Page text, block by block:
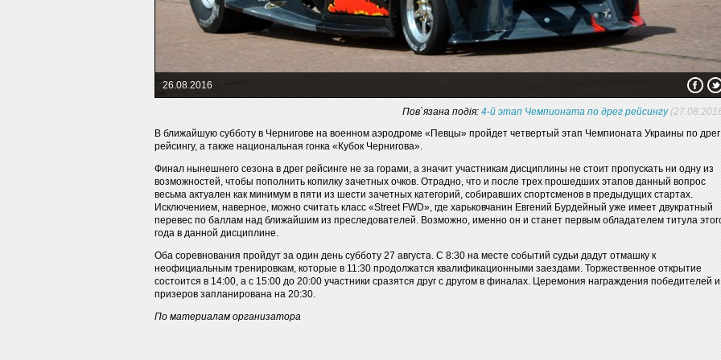
26.08.2016
Пов`язана подія: 4-й этап Чемпионата по дрег рейсингу
В ближайшую субботу в Чернигове на военном аэродроме «Певцы» пройдет четвертый этап Чемпионата Украины по дрег
рейсингу, а также национальная гонка «Кубок Чернигова».
Финал нынешнего сезона в дрег рейсинге не за горами, а значит участникам дисциплины не стоит пропускать ни одну из
возможностей, чтобы пополнить копилку зачетных очков. Отрадно, что и после трех прошедших этапов данный вопрос
весьма актуален как минимум в пяти из шести зачетных категорий, собиравших спортсменов в предыдущих стартах.
Исключением, наверное, можно считать класс «Street FWD», где харьковчанин Евгений Бурдейный уже имеет двукратный
перевес по баллам над ближайшим из преследователей. Возможно, именно он и станет первым обладателем титула
года в данной дисциплине.
Оба соревнования пройдут за один день субботу 27 августа. С 8:30 на месте событий судьи дадут отмашку к
неофициальным тренировкам, которые в 11:30 продолжатся квалификационными заездами. Торжественное открытие
состоится в 14:00, а с 15:00 до 20:00 участники сразятся друг с другом в финалах. Церемония награждения победителей и
призеров запланирована на 20:30.
По материалам организатора